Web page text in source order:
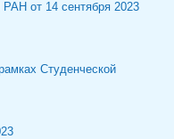
от 14 сентября 2023
Студенческой